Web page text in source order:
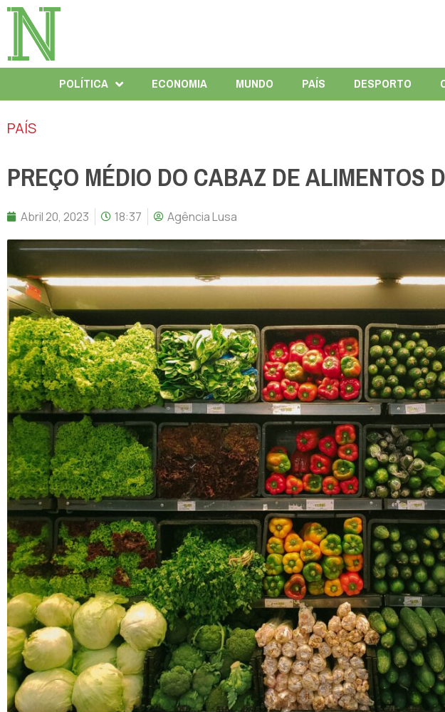
POLÍTICA ECONOMIA MUNDO PAÍS DESPORTO
PAÍS
PREÇO MÉDIO DO CABAZ DE ALIMENTOS
Abril 20, 2023 18:37 Agência Lusa